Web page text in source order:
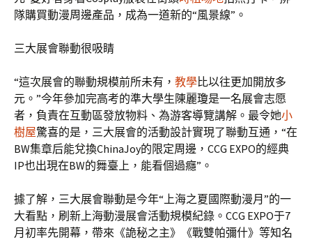
隊購買動漫周邊產品，成為一道新的“風景線”。
三大展會聯動很吸睛
“這次展會的聯動規模前所未有， 教學比以往更加開放多
元。”今年參加完高考的準大學生陳麗瓊是一名展會志愿
者，負責在互動區發放物料、為游客導覽講解。最令她小
樹屋驚喜的是，三大展會的活動設計實現了聯動互通，“在
BW集章后能兌換ChinaJoy的限定周邊，CCG EXPO的經典
IP也出現在BW的舞臺上，能看個過癮”。
據了解，三大展會聯動是今年“上海之夏國際動漫月”的一
大看點，刷新上海動漫展會活動規模紀錄。CCG EXPO于7
月初率先開幕，帶來《詭秘之主》《戰雙帕彌什》等知名